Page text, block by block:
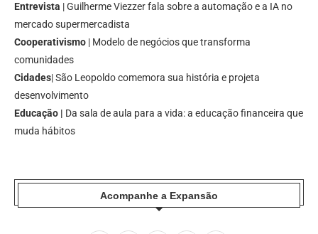
Entrevista | Guilherme Viezzer fala sobre a automação e a IA no
mercado supermercadista
Cooperativismo | Modelo de negócios que transforma
comunidades
Cidades| São Leopoldo comemora sua história e projeta
desenvolvimento
Educação | Da sala de aula para a vida: a educação financeira que
muda hábitos
Acompanhe a Expansão